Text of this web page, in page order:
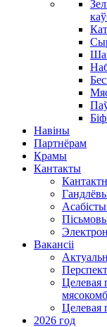
Навіны
Партнёрам
Крамы
Кантакты
Вакансіі
Целевая
Целевая
2026 год